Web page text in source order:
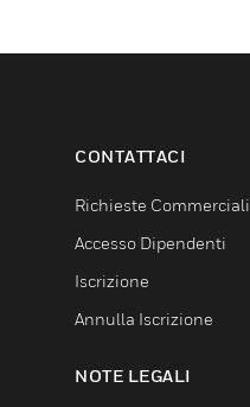
CONTATTACI
Richieste Commerciali
Accesso Dipendenti
Iscrizione
Annulla Iscrizione
NOTE LEGALI